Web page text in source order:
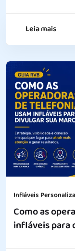
Leia mais
Infláveis
Como as
infláveis para